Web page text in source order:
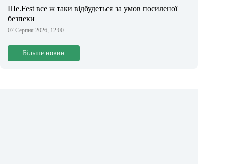
Ше.Fest все ж таки відбудеться за умов посиленої
безпеки
07 Серпня 2026, 12:00
Більше новин